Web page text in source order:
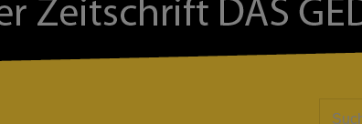
Suchen